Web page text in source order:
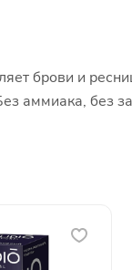
брови и
аммиака, без